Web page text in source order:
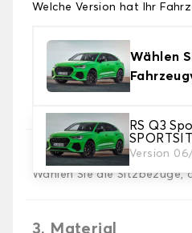
Welche Version hat Ihr
Wählen
RS Q3
Version
2. Satz von Bezügen
Wählen Sie die Sitzbezüge,
3. Material